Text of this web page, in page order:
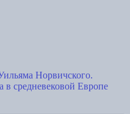
Норвичского.
в средневековой Европе